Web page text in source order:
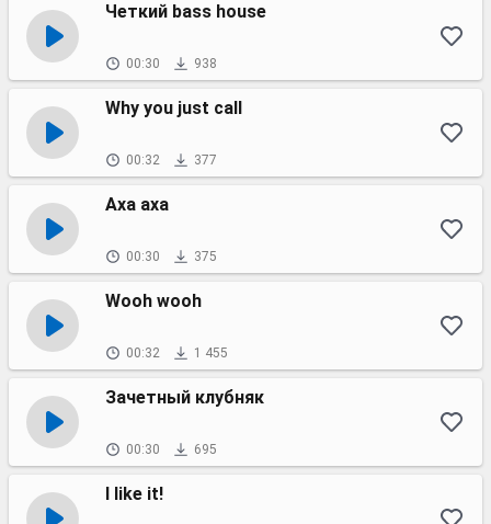
Четкий bass house
00:30 938
Why you just call
00:32 377
Аха аха
00:30 375
Wooh wooh
00:32 1 455
Зачетный клубняк
00:30 695
I like it!